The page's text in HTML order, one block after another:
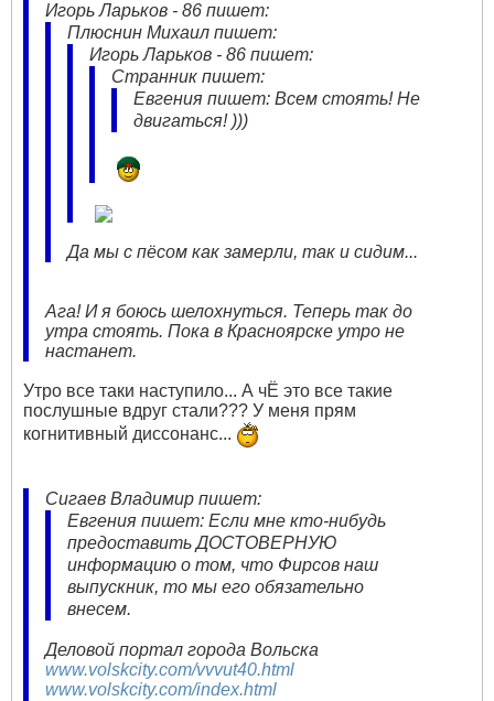
Игорь Ларьков - 86 пишет:
Плюснин Михаил пишет:
Игорь Ларьков - 86 пишет:
Странник пишет:
Евгения пишет: Всем стоять! Не
двигаться! )))
Да мы с пёсом как замерли, так и сидим...
Ага! И я боюсь шелохнуться. Теперь так до
утра стоять. Пока в Красноярске утро не
настанет.
Утро все таки наступило... А чЁ это все такие
послушные вдруг стали??? У меня прям
когнитивный диссонанс...
Сигаев Владимир пишет:
Евгения пишет: Если мне кто-нибудь
предоставить ДОСТОВЕРНУЮ
информацию о том, что Фирсов наш
выпускник, то мы его обязательно
внесем.
Деловой портал города Вольска
www.volskcity.com/vvvut40.html
www.volskcity.com/index.html